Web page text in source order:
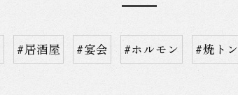
#居酒屋 #宴会 #ホルモン #焼トン